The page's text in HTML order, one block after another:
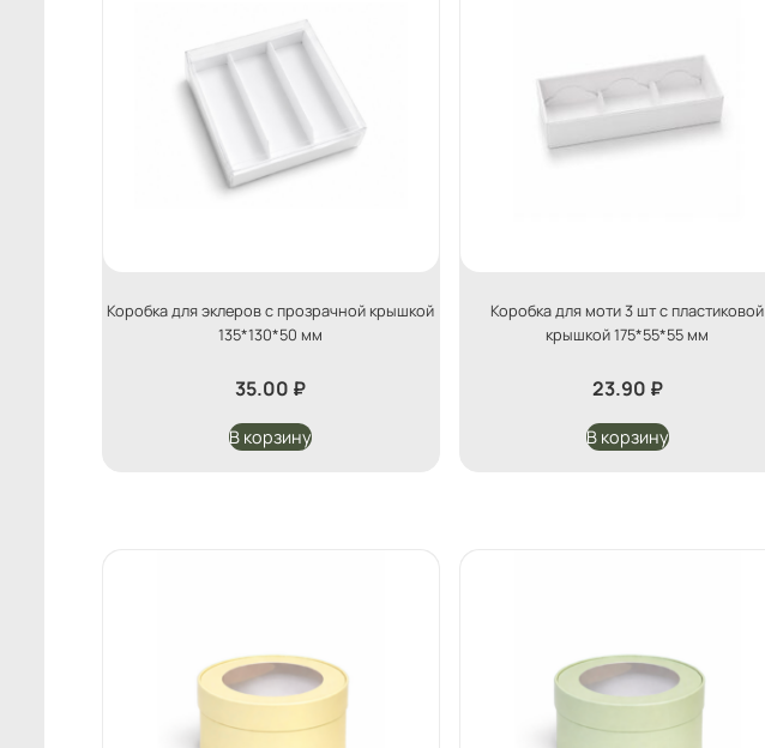
Коробка для эклеров с прозрачной крышкой
135*130*50 мм
35.00 ₽
В корзину
Коробка для моти 3 шт с пластиковой
крышкой 175*55*55 мм
23.90 ₽
В корзину